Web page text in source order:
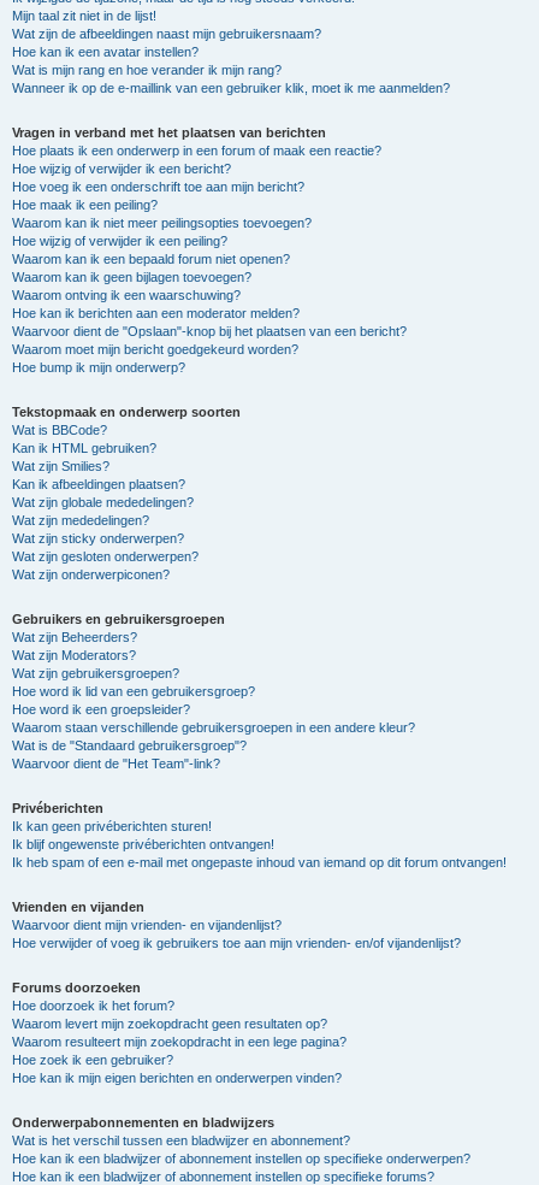
Mijn taal zit niet in de lijst!
Wat zijn de afbeeldingen naast mijn gebruikersnaam?
Hoe kan ik een avatar instellen?
Wat is mijn rang en hoe verander ik mijn rang?
Wanneer ik op de e-maillink van een gebruiker klik, moet ik me aanmelden?
Vragen in verband met het plaatsen van berichten
Hoe plaats ik een onderwerp in een forum of maak een reactie?
Hoe wijzig of verwijder ik een bericht?
Hoe voeg ik een onderschrift toe aan mijn bericht?
Hoe maak ik een peiling?
Waarom kan ik niet meer peilingsopties toevoegen?
Hoe wijzig of verwijder ik een peiling?
Waarom kan ik een bepaald forum niet openen?
Waarom kan ik geen bijlagen toevoegen?
Waarom ontving ik een waarschuwing?
Hoe kan ik berichten aan een moderator melden?
Waarvoor dient de "Opslaan"-knop bij het plaatsen van een bericht?
Waarom moet mijn bericht goedgekeurd worden?
Hoe bump ik mijn onderwerp?
Tekstopmaak en onderwerp soorten
Wat is BBCode?
Kan ik HTML gebruiken?
Wat zijn Smilies?
Kan ik afbeeldingen plaatsen?
Wat zijn globale mededelingen?
Wat zijn mededelingen?
Wat zijn sticky onderwerpen?
Wat zijn gesloten onderwerpen?
Wat zijn onderwerpiconen?
Gebruikers en gebruikersgroepen
Wat zijn Beheerders?
Wat zijn Moderators?
Wat zijn gebruikersgroepen?
Hoe word ik lid van een gebruikersgroep?
Hoe word ik een groepsleider?
Waarom staan verschillende gebruikersgroepen in een andere kleur?
Wat is de "Standaard gebruikersgroep"?
Waarvoor dient de "Het Team"-link?
Privéberichten
Ik kan geen privéberichten sturen!
Ik blijf ongewenste privéberichten ontvangen!
Ik heb spam of een e-mail met ongepaste inhoud van iemand op dit forum ontvangen!
Vrienden en vijanden
Waarvoor dient mijn vrienden- en vijandenlijst?
Hoe verwijder of voeg ik gebruikers toe aan mijn vrienden- en/of vijandenlijst?
Forums doorzoeken
Hoe doorzoek ik het forum?
Waarom levert mijn zoekopdracht geen resultaten op?
Waarom resulteert mijn zoekopdracht in een lege pagina?
Hoe zoek ik een gebruiker?
Hoe kan ik mijn eigen berichten en onderwerpen vinden?
Onderwerpabonnementen en bladwijzers
Wat is het verschil tussen een bladwijzer en abonnement?
Hoe kan ik een bladwijzer of abonnement instellen op specifieke onderwerpen?
Hoe kan ik een bladwijzer of abonnement instellen op specifieke forums?